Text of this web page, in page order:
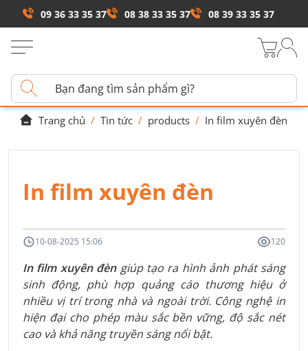
09 36 33 35 37 08 38 33 35 37 08 39 33 35 37
Trang chủ / Tin tức / products / In film xuyên đèn
In film xuyên đèn
10-08-2025 15:06 120
In film xuyên đèn giúp tạo ra hình ảnh phát sáng
sinh động, phù hợp quảng cáo thương hiệu ở
nhiều vị trí trong nhà và ngoài trời. Công nghệ in
hiện đại cho phép màu sắc bền vững, độ sắc nét
cao và khả năng truyền sáng nổi bật.